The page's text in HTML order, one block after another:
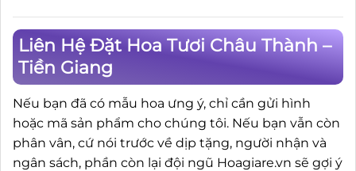
Liên Hệ Đặt Hoa Tươi Châu Thành –
Tiền Giang
Nếu bạn đã có mẫu hoa ưng ý, chỉ cần gửi hình
hoặc mã sản phẩm cho chúng tôi. Nếu bạn vẫn còn
phân vân, cứ nói trước về dịp tặng, người nhận và
ngân sách, phần còn lại đội ngũ Hoagiare.vn sẽ gợi ý